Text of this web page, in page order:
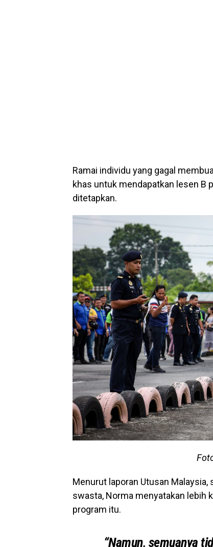
Ramai individu yang gagal
khas untuk mendapatkan lesen B
ditetapkan.
Menurut laporan Utusan
swasta, Norma menyatakan lebih
program itu.
“Namun, semuanya